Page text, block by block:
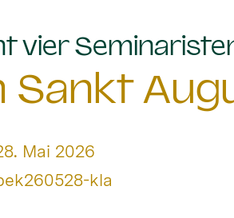
vier
Sankt
Mai 2026
kla